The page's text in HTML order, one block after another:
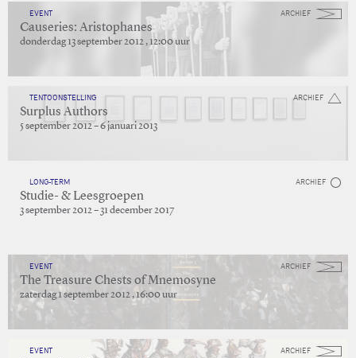
ARCHIEF
EVENT
Causeries: Aristophanes
donderdag 13 september 2012 , 12:00 uur
ARCHIEF
TENTOONSTELLING
Surplus Authors
5 september 2012 – 6 januari 2013
ARCHIEF
LONG-TERM
Studie- & Leesgroepen
3 september 2012 – 31 december 2017
ARCHIEF
EVENT
The Treasure Chests of Mnemosyne
zaterdag 1 september 2012 , 16:00 uur
ARCHIEF
EVENT